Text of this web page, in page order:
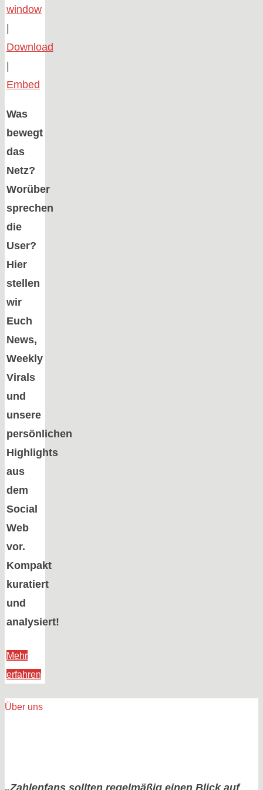
window
|
Download
|
Embed
Was
bewegt
das
Netz?
Worüber
sprechen
die
User?
Hier
stellen
wir
Euch
News,
Weekly
Virals
und
unsere
persönlichen
Highlights
aus
dem
Social
Web
vor.
Kompakt
kuratiert
und
analysiert!
Mehr
erfahren„Willkommen
der
Über uns